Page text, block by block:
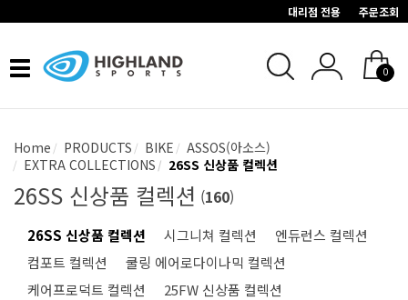
대리점 전용 주문조회
Toggle
navigation
0
Home PRODUCTS BIKE
ASSOS(아소스)
EXTRA COLLECTIONS
26SS 신상품 컬렉션
26SS 신상품 컬렉션 (160)
26SS 신상품 컬렉션 시그니쳐 컬렉션
엔듀런스 컬렉션
컴포트 컬렉션
쿨링 에어로다이나믹 컬렉션
케어프로덕트 컬렉션
25FW 신상품 컬렉션